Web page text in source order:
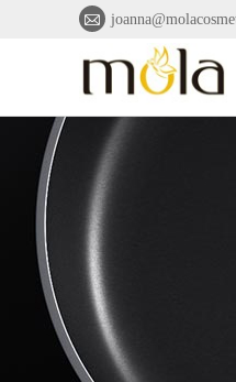
